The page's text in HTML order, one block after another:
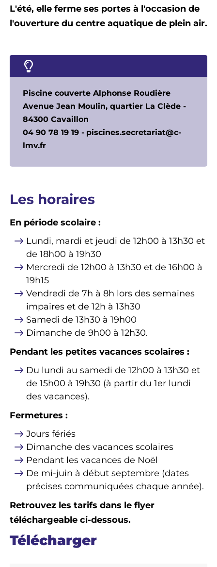
L'été, elle ferme ses portes à l'occasion de
l'ouverture du centre aquatique de plein air.
Piscine couverte Alphonse Roudière
Avenue Jean Moulin, quartier La Clède -
84300 Cavaillon
04 90 78 19 19 - piscines.secretariat@c-
lmv.fr
Les horaires
En période scolaire :
Lundi, mardi et jeudi de 12h00 à 13h30 et
de 18h00 à 19h30
Mercredi de 12h00 à 13h30 et de 16h00 à
19h15
Vendredi de 7h à 8h lors des semaines
impaires et de 12h à 13h30
Samedi de 13h30 à 19h00
Dimanche de 9h00 à 12h30.
Pendant les petites vacances scolaires :
Du lundi au samedi de 12h00 à 13h30 et
de 15h00 à 19h30 (à partir du 1er lundi
des vacances).
Fermetures :
Jours fériés
Dimanche des vacances scolaires
Pendant les vacances de Noël
De mi-juin à début septembre (dates
précises communiquées chaque année).
Retrouvez les tarifs dans le flyer
téléchargeable ci-dessous.
Télécharger